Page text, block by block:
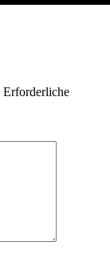
Erforderliche